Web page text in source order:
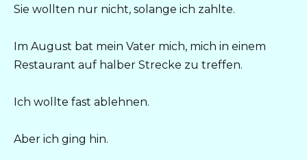
Sie wollten nur nicht, solange ich zahlte.
Im August bat mein Vater mich, mich in einem
Restaurant auf halber Strecke zu treffen.
Ich wollte fast ablehnen.
Aber ich ging hin.